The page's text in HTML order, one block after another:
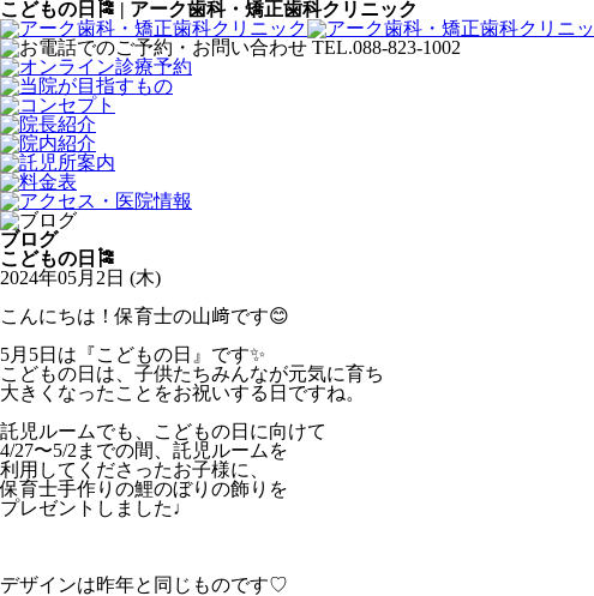
こどもの日🎏 | アーク歯科・矯正歯科クリニック
ブログ
こどもの日🎏
2024年05月2日 (木)
こんにちは！保育士の山﨑です😊
5月5日は『こどもの日』です✨
こどもの日は、子供たちみんなが元気に育ち
大きくなったことをお祝いする日ですね。
託児ルームでも、こどもの日に向けて
4/27〜5/2までの間、託児ルームを
利用してくださったお子様に、
保育士手作りの鯉のぼりの飾りを
プレゼントしました♩
デザインは昨年と同じものです♡